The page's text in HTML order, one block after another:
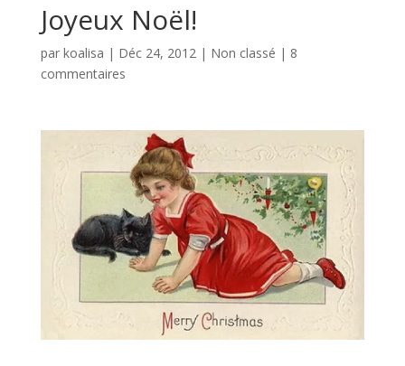
Joyeux Noël!
par koalisa | Déc 24, 2012| Non classé | 8
commentaires